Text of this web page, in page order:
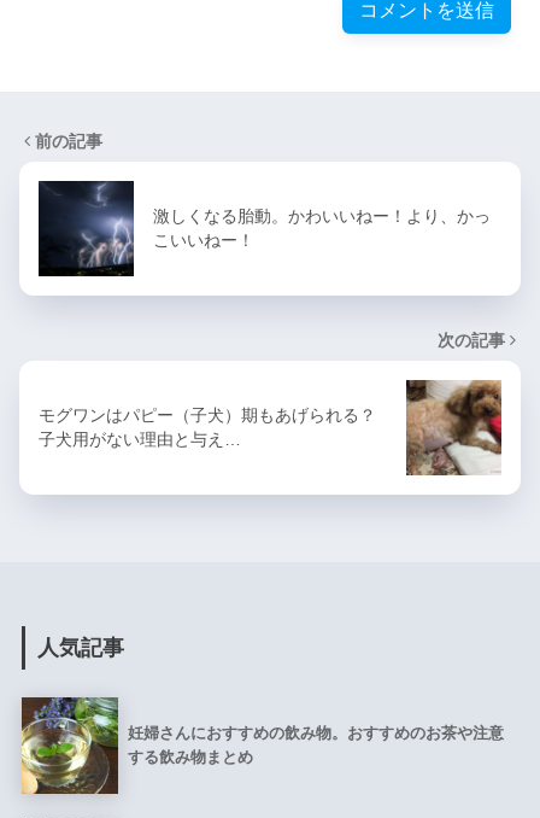
前の記事
激しくなる胎動。かわいいねー！より、かっ
こいいねー！
次の記事
モグワンはパピー（子犬）期もあげられる？
子犬用がない理由と与え…
人気記事
妊婦さんにおすすめの飲み物。おすすめのお茶や注意
する飲み物まとめ